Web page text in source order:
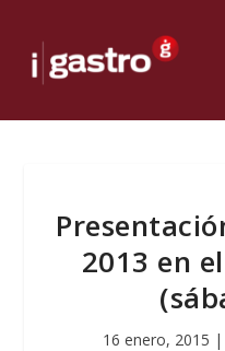
2013 en
16 enero, 2015 |